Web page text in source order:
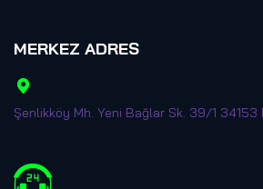
MERKEZ ADRES
Şenlikköy Mh. Yeni Bağlar Sk. 39/1 34153